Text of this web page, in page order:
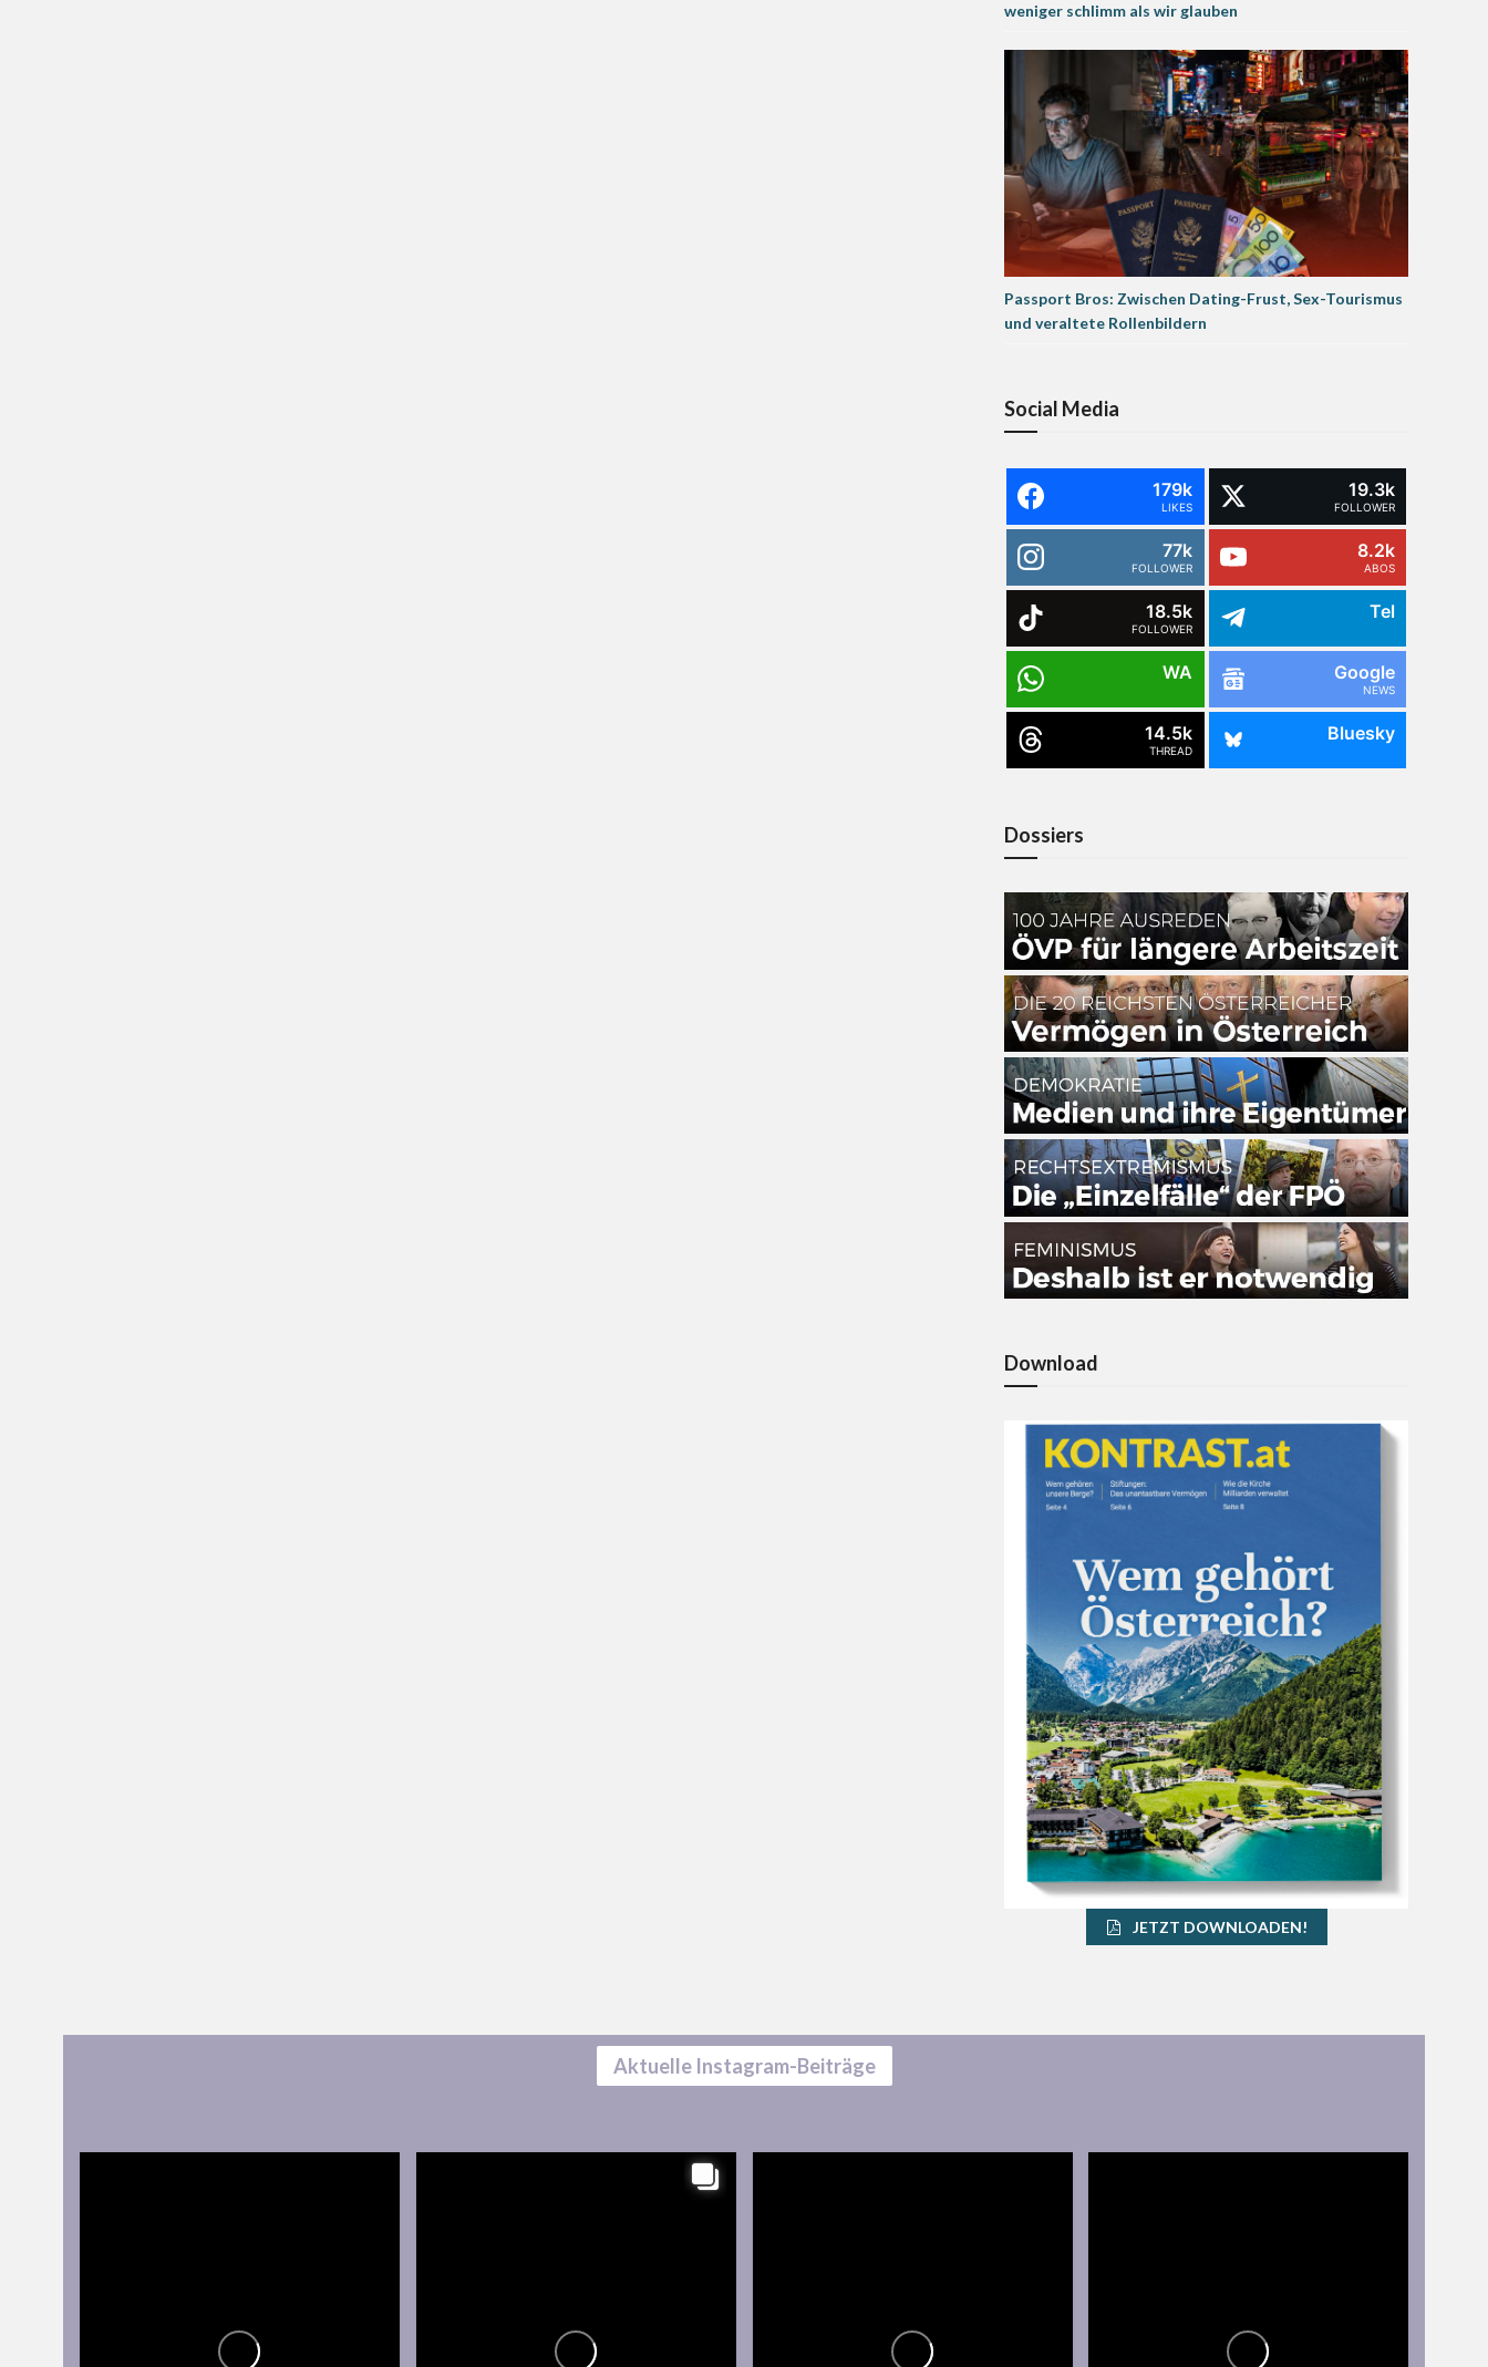
weniger schlimm als wir glauben
Passport Bros: Zwischen Dating-Frust, Sex-Tourismus
und veraltete Rollenbildern
Social Media
179k
LIKES
19.3k
FOLLOWER
77k
FOLLOWER
8.2k
ABOS
18.5k
FOLLOWER
Tel
WA Google
NEWS
14.5k
THREAD
Bluesky
Dossiers
Download
JETZT DOWNLOADEN!
Aktuelle Instagram-Beiträge